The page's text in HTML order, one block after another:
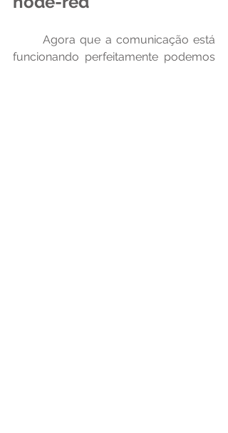
	Agora que a comunicação está
funcionando perfeitamente podemos